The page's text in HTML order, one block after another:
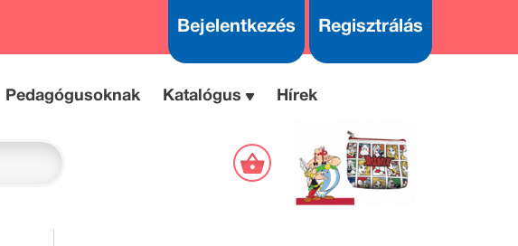
Bejelentkezés Regisztrálás
Pedagógusoknak Katalógus Hírek